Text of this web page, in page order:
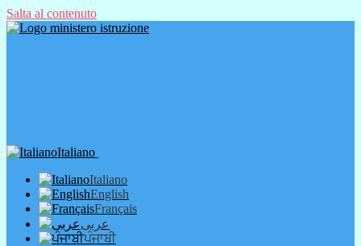
Salta al contenuto
Italiano
Italiano
English
Français
عربى
ਪੰਜਾਬੀ